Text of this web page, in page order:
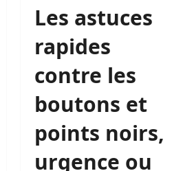
Les astuces
rapides
contre les
boutons et
points noirs,
urgence ou